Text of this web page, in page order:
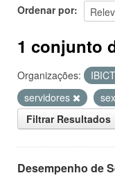
Ordenar por
1 conjunto
Organizações: IBICT
servidores
Filtrar Resultados
Desempenho de